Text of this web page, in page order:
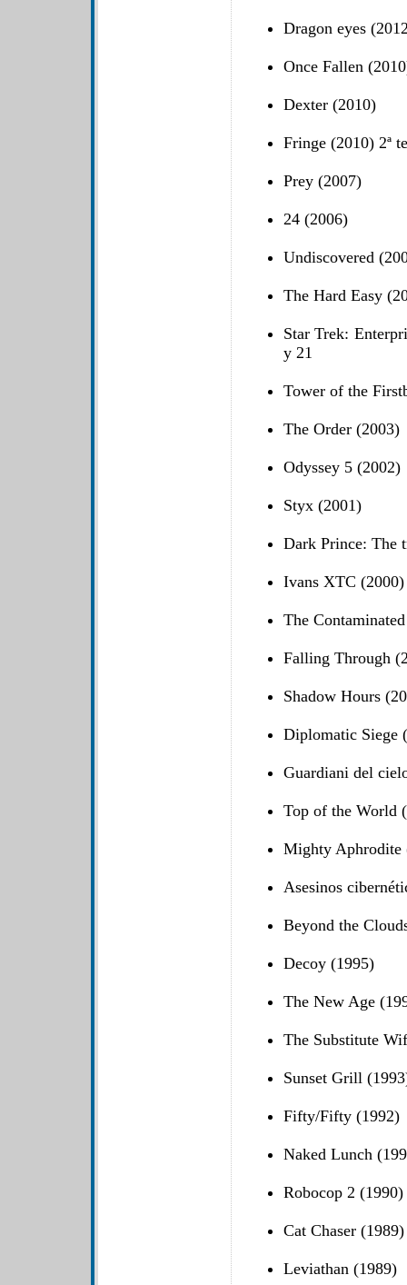
Dragon eyes
Once Fallen
Dexter (2010)
Fringe (2010) 2ª
Prey (2007)
24 (2006)
Undiscovered
The Hard Easy
Star Trek:
y 21
Tower of the
The Order (2003)
Odyssey 5 (2002)
Styx (2001)
Dark Prince: The
Ivans XTC (2000)
The
Falling Through
Shadow Hours
Diplomatic Siege
Guardiani del
Top of the World
Mighty Aphrodite
Asesinos
Beyond the
Decoy (1995)
The New Age
The Substitute
Sunset Grill
Fifty/Fifty (1992)
Naked Lunch
Robocop 2 (1990)
Cat Chaser (1989)
Leviathan (1989)